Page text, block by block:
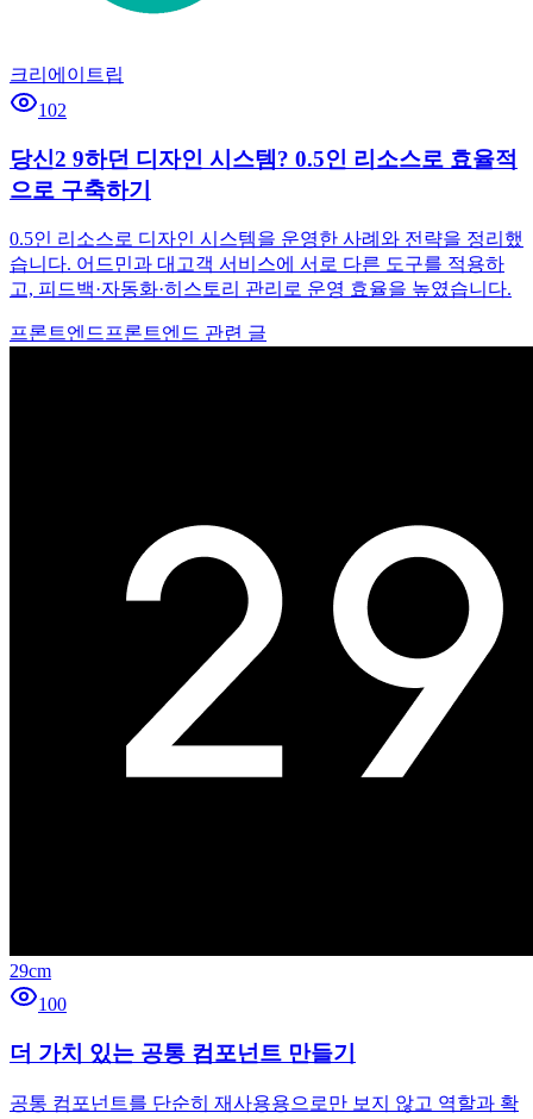
크리에이트립
102
당신2 9하던 디자인 시스템? 0.5인 리소스로 효율적
으로 구축하기
0.5인 리소스로 디자인 시스템을 운영한 사례와 전략을 정리했
습니다. 어드민과 대고객 서비스에 서로 다른 도구를 적용하
고, 피드백·자동화·히스토리 관리로 운영 효율을 높였습니다.
프론트엔드프론트엔드 관련 글
29cm
100
더 가치 있는 공통 컴포넌트 만들기
공통 컴포넌트를 단순히 재사용용으로만 보지 않고 역할과 확